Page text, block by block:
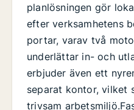
planlösningen gör
efter verksamhetens
portar, varav två
underlättar in- och
erbjuder även ett
separat kontor, vilket
trivsam